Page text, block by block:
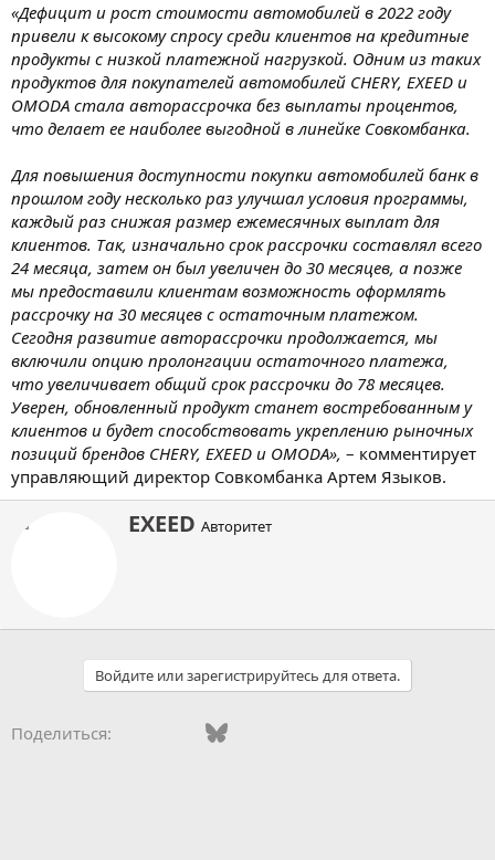
«Дефицит и рост стоимости автомобилей в 2022 году
привели к высокому спросу среди клиентов на кредитные
продукты с низкой платежной нагрузкой. Одним из таких
продуктов для покупателей автомобилей CHERY, EXEED и
OMODA стала авторассрочка без выплаты процентов,
что делает ее наиболее выгодной в линейке Совкомбанка.
Для повышения доступности покупки автомобилей банк в
прошлом году несколько раз улучшал условия программы,
каждый раз снижая размер ежемесячных выплат для
клиентов. Так, изначально срок рассрочки составлял всего
24 месяца, затем он был увеличен до 30 месяцев, а позже
мы предоставили клиентам возможность оформлять
рассрочку на 30 месяцев с остаточным платежом.
Сегодня развитие авторассрочки продолжается, мы
включили опцию пролонгации остаточного платежа,
что увеличивает общий срок рассрочки до 78 месяцев.
Уверен, обновленный продукт станет востребованным у
клиентов и будет способствовать укреплению рыночных
позиций брендов CHERY, EXEED и OMODA», – комментирует
управляющий директор Совкомбанка Артем Языков.
А
в
EXEED Авторитет
Войдите или зарегистрируйтесь для ответа.
Поделиться: Vkontakte
FacebookBluesky